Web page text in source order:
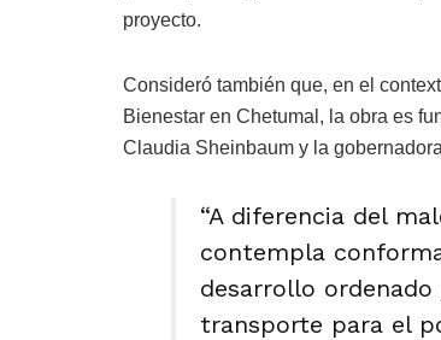
proyecto.
Consideró también que, en el
Bienestar en Chetumal, la obra es
Claudia Sheinbaum y la
“A diferencia del
contempla
desarrollo
transporte para el